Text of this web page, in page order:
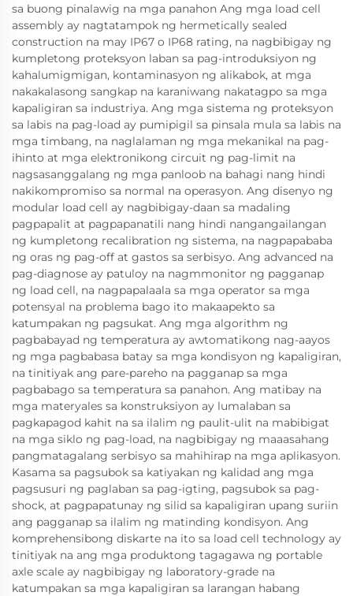
sa buong pinalawig na mga panahon Ang mga load cell
assembly ay nagtatampok ng hermetically sealed
construction na may IP67 o IP68 rating, na nagbibigay ng
kumpletong proteksyon laban sa pag-introduksiyon ng
kahalumigmigan, kontaminasyon ng alikabok, at mga
nakakalasong sangkap na karaniwang nakatagpo sa mga
kapaligiran sa industriya. Ang mga sistema ng proteksyon
sa labis na pag-load ay pumipigil sa pinsala mula sa labis na
mga timbang, na naglalaman ng mga mekanikal na pag-
ihinto at mga elektronikong circuit ng pag-limit na
nagsasanggalang ng mga panloob na bahagi nang hindi
nakikompromiso sa normal na operasyon. Ang disenyo ng
modular load cell ay nagbibigay-daan sa madaling
pagpapalit at pagpapanatili nang hindi nangangailangan
ng kumpletong recalibration ng sistema, na nagpapababa
ng oras ng pag-off at gastos sa serbisyo. Ang advanced na
pag-diagnose ay patuloy na nagmmonitor ng pagganap
ng load cell, na nagpapalaala sa mga operator sa mga
potensyal na problema bago ito makaapekto sa
katumpakan ng pagsukat. Ang mga algorithm ng
pagbabayad ng temperatura ay awtomatikong nag-aayos
ng mga pagbabasa batay sa mga kondisyon ng kapaligiran,
na tinitiyak ang pare-pareho na pagganap sa mga
pagbabago sa temperatura sa panahon. Ang matibay na
mga materyales sa konstruksiyon ay lumalaban sa
pagkapagod kahit na sa ilalim ng paulit-ulit na mabibigat
na mga siklo ng pag-load, na nagbibigay ng maaasahang
pangmatagalang serbisyo sa mahihirap na mga aplikasyon.
Kasama sa pagsubok sa katiyakan ng kalidad ang mga
pagsusuri ng paglaban sa pag-igting, pagsubok sa pag-
shock, at pagpapatunay ng silid sa kapaligiran upang suriin
ang pagganap sa ilalim ng matinding kondisyon. Ang
komprehensibong diskarte na ito sa load cell technology ay
tinitiyak na ang mga produktong tagagawa ng portable
axle scale ay nagbibigay ng laboratory-grade na
katumpakan sa mga kapaligiran sa larangan habang